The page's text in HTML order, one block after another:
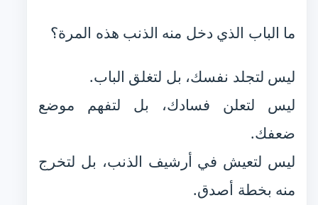
ما الباب الذي دخل منه الذنب هذه المرة؟
ليس لتجلد نفسك، بل لتغلق الباب.
ليس لتعلن فسادك، بل لتفهم موضع
ضعفك.
ليس لتعيش في أرشيف الذنب، بل لتخرج
منه بخطة أصدق.